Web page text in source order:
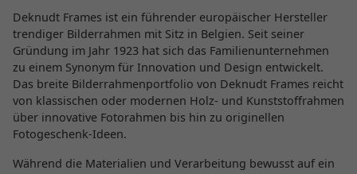
Deknudt Frames ist ein führender europäischer Hersteller
trendiger Bilderrahmen mit Sitz in Belgien. Seit seiner
Gründung im Jahr 1923 hat sich das Familienunternehmen
zu einem Synonym für Innovation und Design entwickelt.
Das breite Bilderrahmenportfolio von Deknudt Frames reicht
von klassischen oder modernen Holz- und Kunststoffrahmen
über innovative Fotorahmen bis hin zu originellen
Fotogeschenk-Ideen.
Während die Materialien und Verarbeitung bewusst auf ein